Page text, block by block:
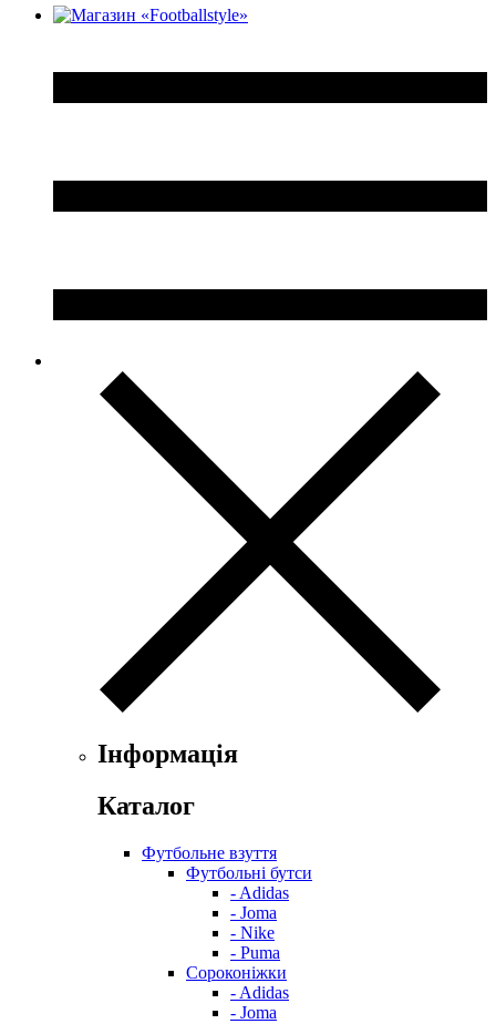
Інформація
Каталог
Футбольне взуття
Футбольні бутси
- Adidas
- Joma
- Nike
- Puma
Сороконіжки
- Adidas
- Joma